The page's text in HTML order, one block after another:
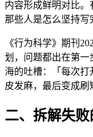
内容形成鲜明对比
那些人是怎么坚持写
《行为科学》期刊
划，问题都出在第
海的吐槽：「每次
皮发麻，最后变成刷
二、拆解失